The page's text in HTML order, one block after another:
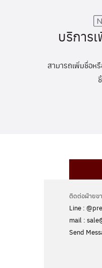
บริการ
สามารถเพิ่มชื่อห
ติดต่อฝ่าย
Line :
mail :
Send